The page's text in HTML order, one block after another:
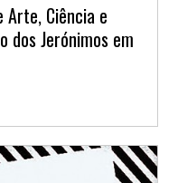
Arte, Ciência e
dos Jerónimos em